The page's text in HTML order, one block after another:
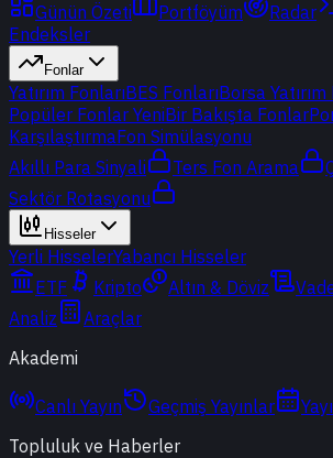
Günün Özeti Portföyüm Radar
Endeksler
Fonlar
Yatırım FonlarıBES FonlarıBorsa Yatırım
Popüler Fonlar YeniBir Bakışta Fonlar
KarşılaştırmaFon Simülasyonu
Akıllı Para Sinyali
Ters Fon Arama
Sektör Rotasyonu
Hisseler
Yerli HisselerYabancı Hisseler
ETF
Kripto Altın & Döviz
Analiz
Araçlar
Akademi
Canlı Yayın Geçmiş Yayınlar
Topluluk ve Haberler